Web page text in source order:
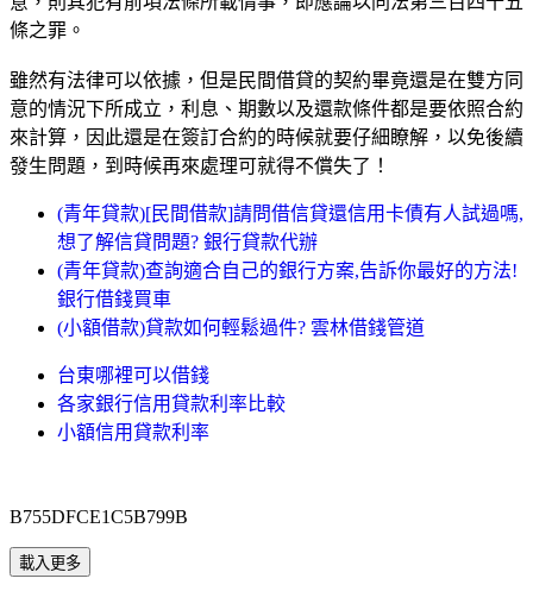
條之罪。
雖然有法律可以依據，但是民間借貸的契約畢竟還是在雙方同
意的情況下所成立，利息、期數以及還款條件都是要依照合約
來計算，因此還是在簽訂合約的時候就要仔細瞭解，以免後續
發生問題，到時候再來處理可就得不償失了！
(青年貸款)[民間借款]請問借信貸還信用卡債有人試過嗎,
想了解信貸問題? 銀行貸款代辦
(青年貸款)查詢適合自己的銀行方案,告訴你最好的方法!
銀行借錢買車
(小額借款)貸款如何輕鬆過件? 雲林借錢管道
台東哪裡可以借錢
各家銀行信用貸款利率比較
小額信用貸款利率
B755DFCE1C5B799B
載入更多